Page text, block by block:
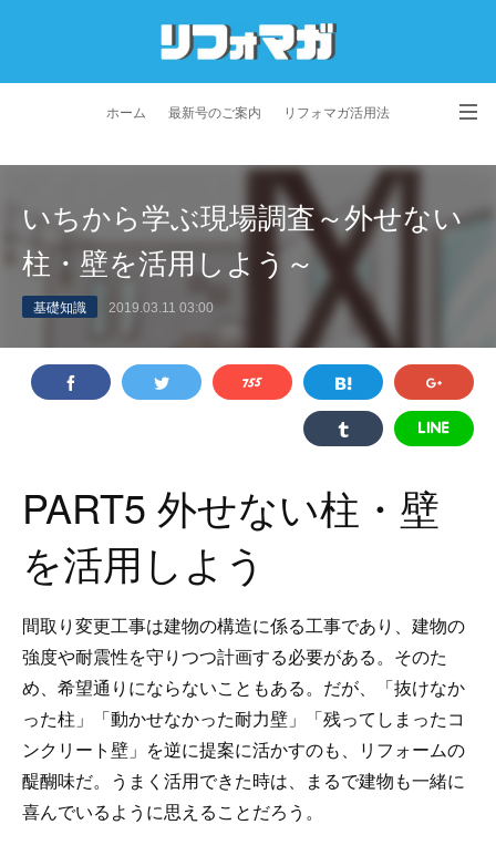
ホーム 最新号のご案内 リフォマガ活用法
よくあるご質問 特定商取引法に基づく表記
プライバシーポリシー 利用規約 会社概要
いちから学ぶ現場調査～外せない
柱・壁を活用しよう～
基礎知識 2019.03.11 03:00
PART5 外せない柱・壁
を活用しよう
間取り変更工事は建物の構造に係る工事であり、建物の
強度や耐震性を守りつつ計画する必要がある。そのた
め、希望通りにならないこともある。だが、「抜けなか
った柱」「動かせなかった耐力壁」「残ってしまったコ
ンクリート壁」を逆に提案に活かすのも、リフォームの
醍醐味だ。うまく活用できた時は、まるで建物も一緒に
喜んでいるように思えることだろう。